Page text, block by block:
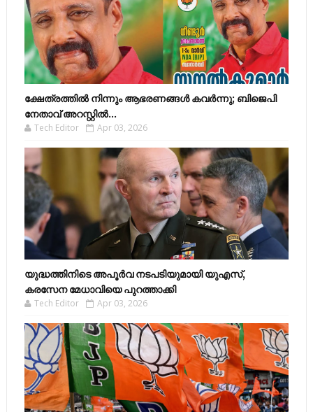
ക്ഷേത്രത്തിൽ നിന്നും ആഭരണങ്ങൾ കവർന്നു; ബിജെപി
നേതാവ് അറസ്റ്റിൽ...
Tech Editor Apr 03, 2026
യുദ്ധത്തിനിടെ അപൂർവ നടപടിയുമായി യുഎസ്,
കരസേന മേധാവിയെ പുറത്താക്കി
Tech Editor Apr 03, 2026